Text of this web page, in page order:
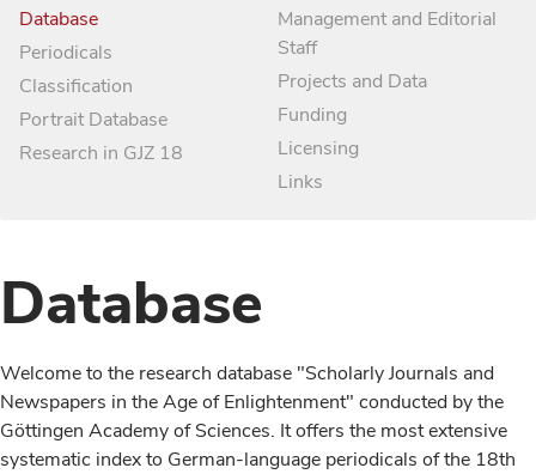
Database
Periodicals
Classification
Portrait Database
Research in GJZ 18
Management and Editorial
Staff
Projects and Data
Funding
Licensing
Links
Database
Welcome to the research database "Scholarly Journals and
Newspapers in the Age of Enlightenment" conducted by the
Göttingen Academy of Sciences. It offers the most extensive
systematic index to German-language periodicals of the 18th